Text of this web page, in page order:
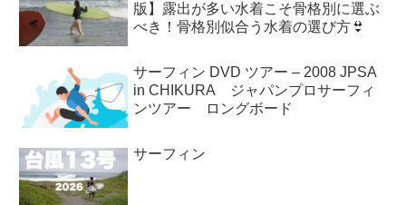
版】露出が多い水着こそ骨格別に選ぶ
べき！骨格別似合う水着の選び方👙
サーフィン DVD ツアー – 2008 JPSA
in CHIKURA ジャパンプロサーフィ
ンツアー ロングボード
サーフィン